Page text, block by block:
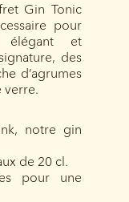
Gin Tonic
pour
et
des
d’agrumes
verre.
notre gin
de 20 cl.
pour une